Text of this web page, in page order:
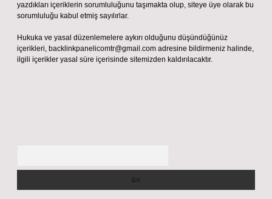
yazdıkları içeriklerin sorumluluğunu taşımakta olup, siteye üye olarak bu
sorumluluğu kabul etmiş sayılırlar.
Hukuka ve yasal düzenlemelere aykırı olduğunu düşündüğünüz
içerikleri, backlinkpanelicomtr@gmail.com adresine bildirmeniz halinde,
ilgili içerikler yasal süre içerisinde sitemizden kaldırılacaktır.